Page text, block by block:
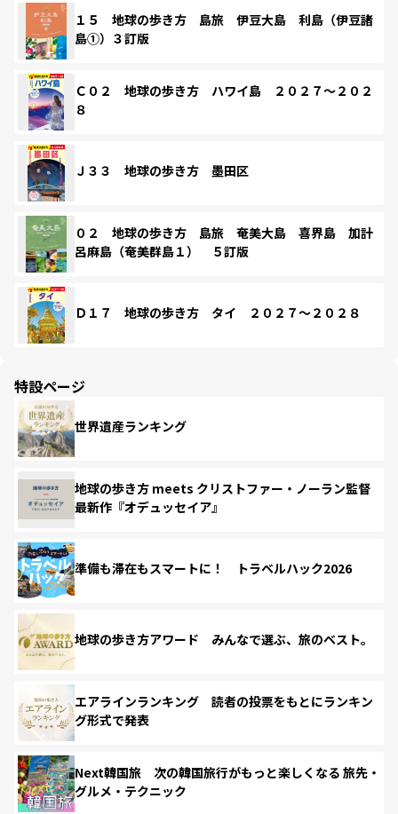
１５ 地球の歩き方 島旅 伊豆大島 利島（伊豆諸
島①）３訂版
Ｃ０２ 地球の歩き方 ハワイ島 ２０２７～２０２
８
Ｊ３３ 地球の歩き方 墨田区
０２ 地球の歩き方 島旅 奄美大島 喜界島 加計
呂麻島（奄美群島１） ５訂版
Ｄ１７ 地球の歩き方 タイ ２０２７～２０２８
特設ページ
世界遺産ランキング
地球の歩き方 meets クリストファー・ノーラン監督
最新作『オデュッセイア』
準備も滞在もスマートに！ トラベルハック2026
地球の歩き方アワード みんなで選ぶ、旅のベスト。
エアラインランキング 読者の投票をもとにランキン
グ形式で発表
Next韓国旅 次の韓国旅行がもっと楽しくなる 旅先・
グルメ・テクニック